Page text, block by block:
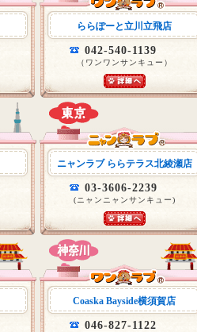
ららぽーと立川立飛店
042-540-1139
（ワンワンサンキュー）
ニャンラブ ららテラス北綾瀬店
03-3606-2239
(ニャンニャンサンキュー)
Coaska Bayside横須賀店
046-827-1122